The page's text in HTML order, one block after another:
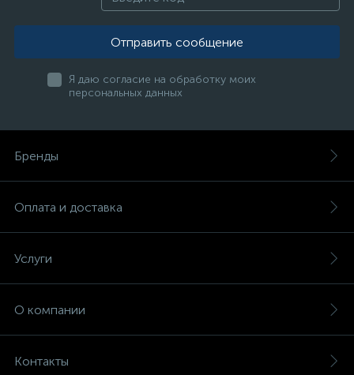
Отправить сообщение
Я даю согласие на обработку моих
персональных данных
Бренды
Оплата и доставка
Услуги
О компании
Контакты